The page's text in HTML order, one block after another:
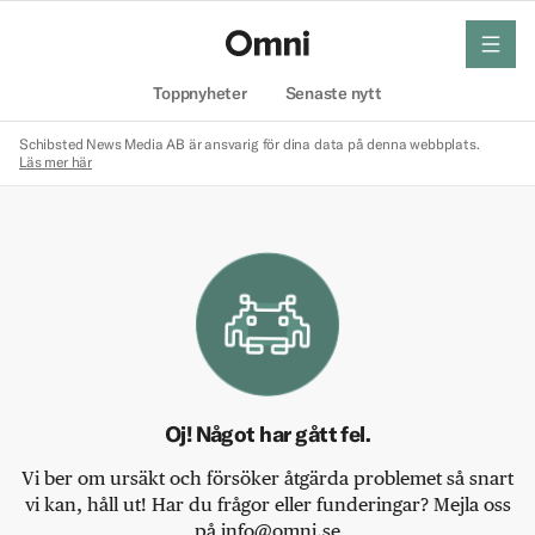
Toppnyheter Senaste nytt
meny
Schibsted News Media AB är ansvarig för dina data på denna webbplats.
Läs mer här
Oj! Något har gått fel.
Vi ber om ursäkt och försöker åtgärda problemet så snart
vi kan, håll ut! Har du frågor eller funderingar? Mejla oss